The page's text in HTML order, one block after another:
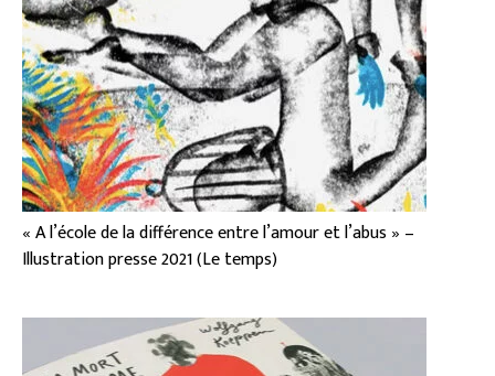
« A l’école de la différence entre l’amour et l’abus » –
Illustration presse 2021 (Le temps)